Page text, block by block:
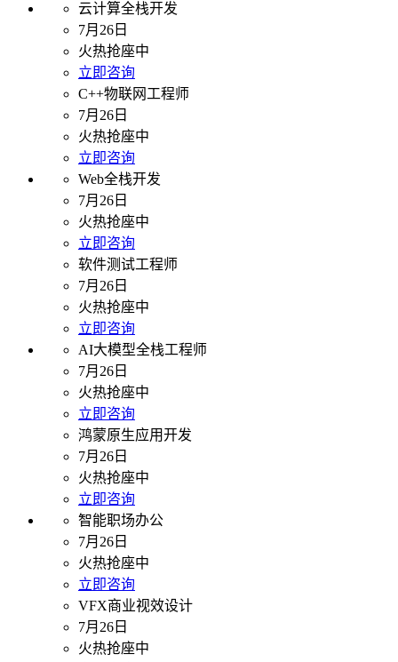
云计算全栈开发
7月26日
火热抢座中
立即咨询
C++物联网工程师
7月26日
火热抢座中
立即咨询
Web全栈开发
7月26日
火热抢座中
立即咨询
软件测试工程师
7月26日
火热抢座中
立即咨询
AI大模型全栈工程师
7月26日
火热抢座中
立即咨询
鸿蒙原生应用开发
7月26日
火热抢座中
立即咨询
智能职场办公
7月26日
火热抢座中
立即咨询
VFX商业视效设计
7月26日
火热抢座中